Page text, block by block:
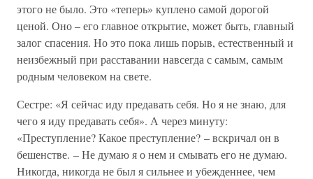
этого не было. Это «теперь» куплено самой дорогой
ценой. Оно – его главное открытие, может быть, главный
залог спасения. Но это пока лишь порыв, естественный и
неизбежный при расставании навсегда с самым, самым
родным человеком на свете.
Сестре: «Я сейчас иду предавать себя. Но я не знаю, для
чего я иду предавать себя». А через минуту:
«Преступление? Какое преступление? – вскричал он в
бешенстве. – Не думаю я о нем и смывать его не думаю.
Никогда, никогда не был я сильнее и убежденнее, чем